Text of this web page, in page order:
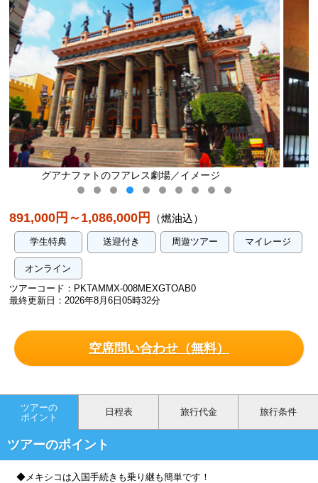
ポサダ・サンタフェ 外観（イメージ
891,000円～1,086,000円 （燃油込）
学生特典 送迎付き 周遊ツアー マイレージ
オンライン
ツアーコード：PKTAMMX-008MEXGTOAB0
最終更新日：2026年8月6日05時32分
空席問い合わせ（無料）
ツアーの
ポイント
日程表 旅行代金 旅行条件
ツアーのポイント
◆メキシコは入国手続きも乗り継も簡単です！